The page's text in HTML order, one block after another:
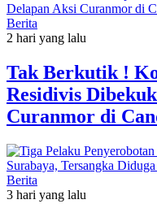
Berita
2 hari yang lalu
Tak Berkutik !
Residivis
Curanmor di
Berita
3 hari yang lalu